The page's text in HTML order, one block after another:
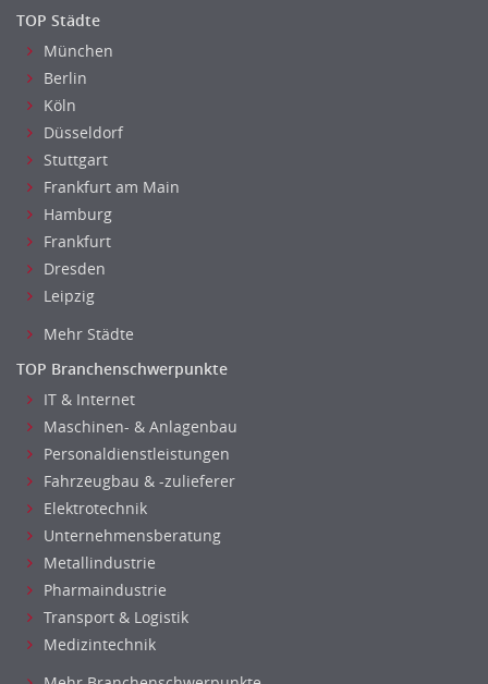
Training
Web-Entwicklung
Wirtschaftsinformatik
Biologie
Biotechnologie
Chemie
Geowissenschaften
Labor, Forschung
Pharmazie
Physik
Agiles Projektmanagement
Digital Leadership
Industrie 4.0
Internet of Things
Angestellte, Beamte auf Bundesebene
Angestellte, Beamte auf Landes-, kommunaler Ebene
Angestellte, Beamte im auswärtigen Dienst
(Bundes-)Polizei, Justizvollzug
Bundeswehr, Wehrverwaltung
Feuerwehr
Steuerverwaltung, Finanzverwaltung
Verbände, Vereine
TOP Städte
München
Berlin
Köln
Düsseldorf
Stuttgart
Frankfurt am Main
Hamburg
Frankfurt
Dresden
Leipzig
Mehr Städte
TOP Branchenschwerpunkte
IT & Internet
Maschinen- & Anlagenbau
Personaldienstleistungen
Fahrzeugbau & -zulieferer
Elektrotechnik
Unternehmensberatung
Metallindustrie
Pharmaindustrie
Transport & Logistik
Medizintechnik